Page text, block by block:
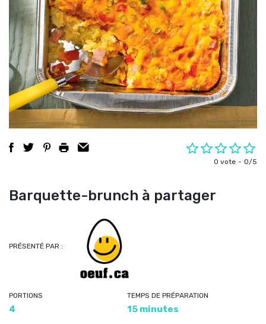
0 vote 0/5
Barquette-brunch à partager
PRÉSENTÉ PAR :
PORTIONS
4
TEMPS DE PRÉPARATION
15 minutes